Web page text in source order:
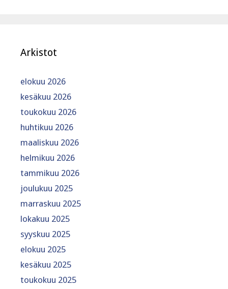
Arkistot
elokuu 2026
kesäkuu 2026
toukokuu 2026
huhtikuu 2026
maaliskuu 2026
helmikuu 2026
tammikuu 2026
joulukuu 2025
marraskuu 2025
lokakuu 2025
syyskuu 2025
elokuu 2025
kesäkuu 2025
toukokuu 2025